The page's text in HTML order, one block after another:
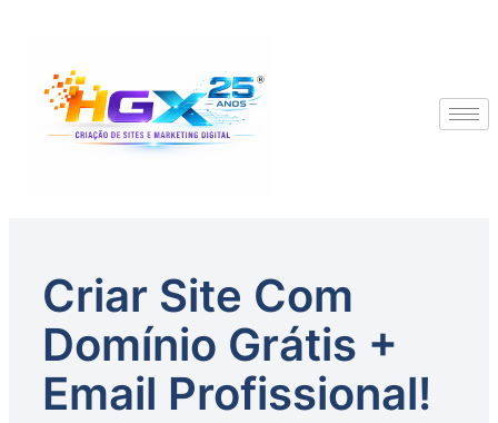
Criar Site Com
Domínio Grátis +
Email Profissional!